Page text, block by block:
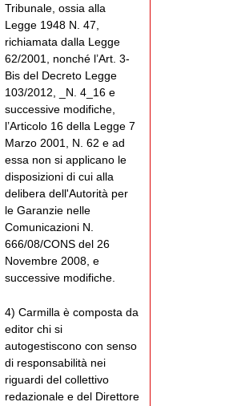
Tribunale, ossia alla
Legge 1948 N. 47,
richiamata dalla Legge
62/2001, nonché l’Art. 3-
Bis del Decreto Legge
103/2012, _N. 4_16 e
successive modifiche,
l’Articolo 16 della Legge 7
Marzo 2001, N. 62 e ad
essa non si applicano le
disposizioni di cui alla
delibera dell'Autorità per
le Garanzie nelle
Comunicazioni N.
666/08/CONS del 26
Novembre 2008, e
successive modifiche.
4) Carmilla è composta da
editor chi si
autogestiscono con senso
di responsabilità nei
riguardi del collettivo
redazionale e del Direttore